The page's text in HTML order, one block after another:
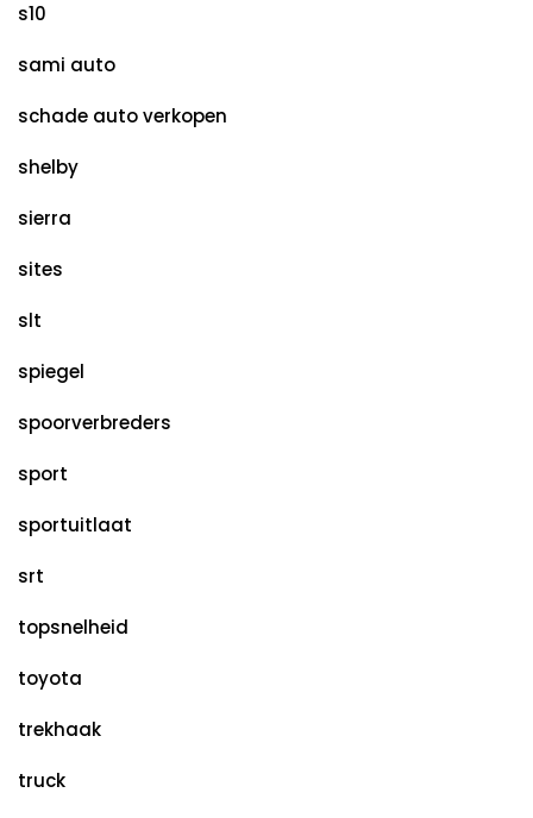
s10
sami auto
schade auto verkopen
shelby
sierra
sites
slt
spiegel
spoorverbreders
sport
sportuitlaat
srt
topsnelheid
toyota
trekhaak
truck